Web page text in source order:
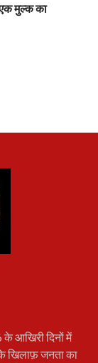
मुल्क का
आखिरी दिनों में
खिलाफ़ जनता का